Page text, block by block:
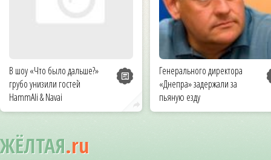
В шоу «Что было дальше?»
грубо унизили гостей
HammAli & Navai
Генерального директора
«Днепра» задержали за
пьяную езду
ЖЁЛТАЯ.ru